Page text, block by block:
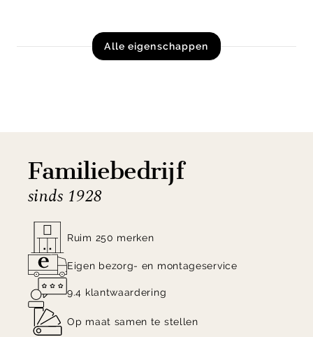
Alle eigenschappen
Familiebedrijf
sinds 1928
Ruim 250 merken
Eigen bezorg- en montageservice
9.4 klantwaardering
Op maat samen te stellen